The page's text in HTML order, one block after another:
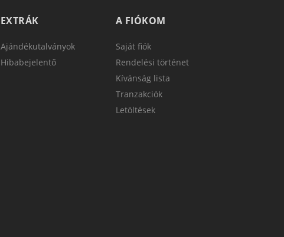
EXTRÁK
Ajándékutalványok
Hibabejelentő
A FIÓKOM
Saját fiók
Rendelési történet
Kívánság lista
Tranzakciók
Letöltések